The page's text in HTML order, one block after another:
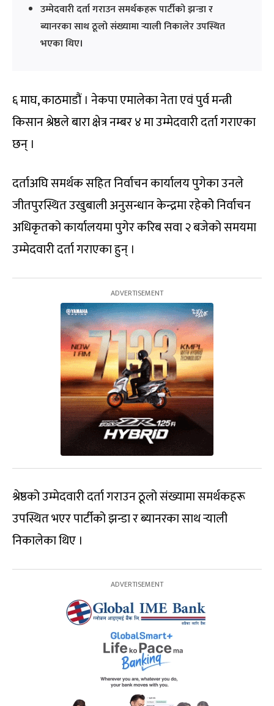
उम्मेदवारी दर्ता गराउन समर्थकहरू पार्टीको झन्डा र
ब्यानरका साथ ठूलो संख्यामा र्‍याली निकालेर उपस्थित
भएका थिए।
६ माघ, काठमाडौं । नेकपा एमालेका नेता एवं पुर्व मन्त्री
किसान श्रेष्ठले बारा क्षेत्र नम्बर ४ मा उम्मेदवारी दर्ता गराएका
छन् ।
दर्ताअघि समर्थक सहित निर्वाचन कार्यालय पुगेका उनले
जीतपुरस्थित उखुबाली अनुसन्धान केन्द्रमा रहेकोे निर्वाचन
अधिकृतको कार्यालयमा पुगेर करिब सवा २ बजेको समयमा
उम्मेदवारी दर्ता गराएका हुन् ।
श्रेष्ठको उम्मेदवारी दर्ता गराउन ठूलो संख्यामा समर्थकहरू
उपस्थित भएर पार्टीको झन्डा र ब्यानरका साथ र्‍याली
निकालेका थिए ।